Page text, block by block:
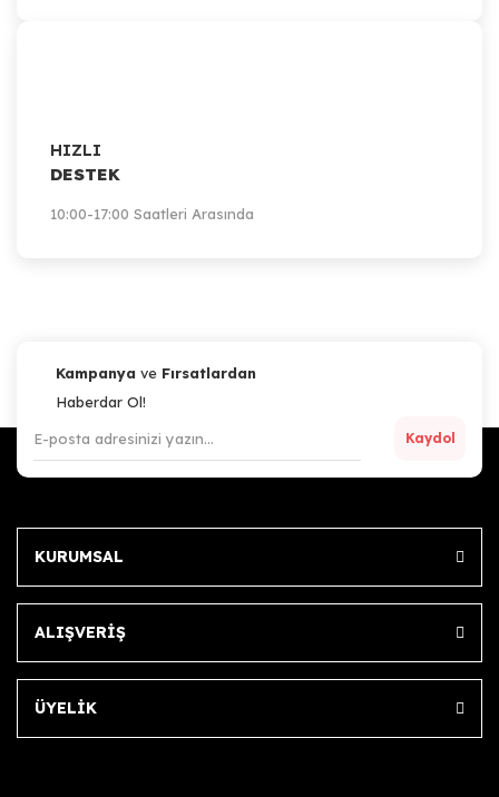
Artillery Sidewinder-X1 / Silicone Heat Bed 300x300mm (220V)
HIZLI
DESTEK
10:00-17:00 Saatleri Arasında
Kampanya ve Fırsatlardan
Haberdar Ol!
Kaydol
KURUMSAL
ALIŞVERİŞ
ÜYELİK